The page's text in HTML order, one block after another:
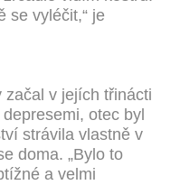
se vyléčit,“ je
začal v jejích třinácti
otec byl
strávila vlastně v
doma. „Bylo to
a velmi